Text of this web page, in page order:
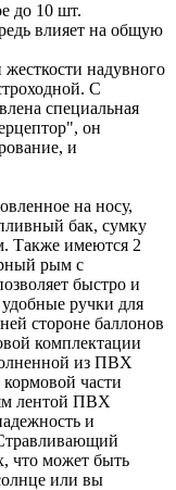
до 10 шт.
влияет на общую
надувного
С
специальная
он
и
на носу,
бак, сумку
Также имеются 2
рым с
быстро и
удобные ручки для
стороне баллонов
комплектации
из ПВХ
части
лентой ПВХ
и
что может быть
или вы